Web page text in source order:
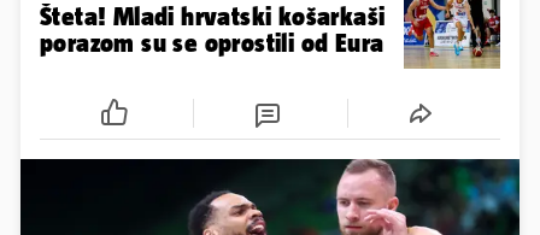
Šteta! Mladi hrvatski košarkaši
porazom su se oprostili od Eura